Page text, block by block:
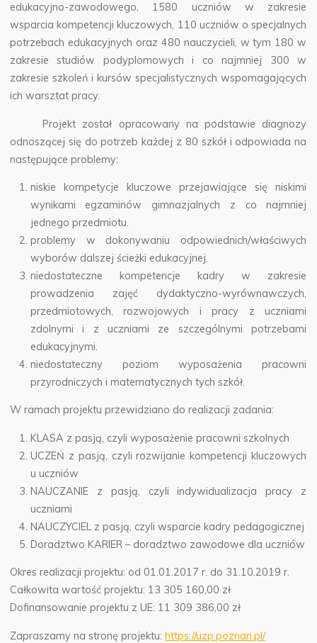
edukacyjno-zawodowego, 1580 uczniów w zakresie
wsparcia kompetencji kluczowych, 110 uczniów o specjalnych
potrzebach edukacyjnych oraz 480 nauczycieli, w tym 180 w
zakresie studiów podyplomowych i co najmniej 300 w
zakresie szkoleń i kursów specjalistycznych wspomagających
ich warsztat pracy.
Projekt został opracowany na podstawie diagnozy
odnoszącej się do potrzeb każdej z 80 szkół i odpowiada na
następujące problemy:
niskie kompetycje kluczowe przejawiające się niskimi
wynikami egzaminów gimnazjalnych z co najmniej
jednego przedmiotu.
problemy w dokonywaniu odpowiednich/właściwych
wyborów dalszej ścieżki edukacyjnej.
niedostateczne kompetencje kadry w zakresie
prowadzenia zajęć dydaktyczno-wyrównawczych,
przedmiotowych, rozwojowych i pracy z uczniami
zdolnymi i z uczniami ze szczególnymi potrzebami
edukacyjnymi.
niedostateczny poziom wyposażenia pracowni
przyrodniczych i matematycznych tych szkół.
W ramach projektu przewidziano do realizacji zadania:
KLASA z pasją, czyli wyposażenie pracowni szkolnych
UCZEŃ z pasją, czyli rozwijanie kompetencji kluczowych
u uczniów
NAUCZANIE z pasją, czyli indywidualizacja pracy z
uczniami
NAUCZYCIEL z pasją, czyli wsparcie kadry pedagogicznej
Doradztwo KARIER – doradztwo zawodowe dla uczniów
Okres realizacji projektu: od 01.01.2017 r. do 31.10.2019 r.
Całkowita wartość projektu: 13 305 160,00 zł
Dofinansowanie projektu z UE: 11 309 386,00 zł
Zapraszamy na stronę projektu:https://uzp.poznan.pl/